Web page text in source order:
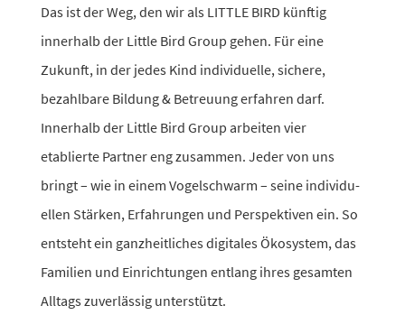
Das ist der Weg, den wir als LITTLE BIRD künftig
inner­halb der Little Bird Group gehen. Für eine
Zukunft, in der jedes Kind indi­vi­du­elle, sichere,
bezahl­bare Bildung & Betreuung erfahren darf.
Innerhalb der Little Bird Group arbeiten vier
etablierte Partner eng zusammen. Jeder von uns
bringt – wie in einem Vogelschwarm – seine indi­vi­du­
ellen Stärken, Erfahrungen und Perspektiven ein. So
entsteht ein ganz­heit­li­ches digi­tales Ökosystem, das
Familien und Einrichtungen entlang ihres gesamten
Alltags zuver­lässig unterstützt.